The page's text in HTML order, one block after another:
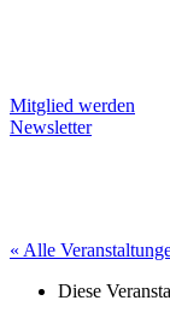
Mitglied werden
Newsletter
« Alle
Diese